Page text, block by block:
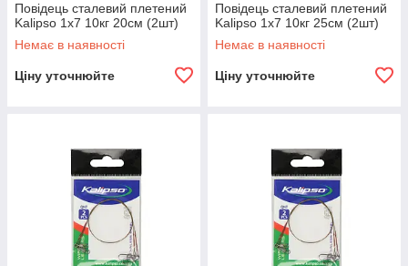
Повідець сталевий плетений
Kalipso 1x7 10кг 20см (2шт)
Немає в наявності
Ціну уточнюйте
Повідець сталевий плетений
Kalipso 1x7 10кг 25см (2шт)
Немає в наявності
Ціну уточнюйте